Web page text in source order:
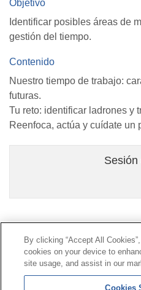
Objetivo
Identificar posibles áreas de
gestión del tiempo.
Contenido
Nuestro tiempo de trabajo:
futuras.
Tu reto: identificar ladrones y
Reenfoca, actúa y cuídate un
Sesión
Línea Universal 900 203 203
Prestaciones Especiales|
By clicking “Accept All
cookies on your device to
site usage, and assist in our
Cookies